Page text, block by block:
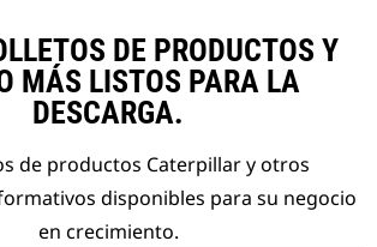
DE PRODUCTOS Y
MÁS LISTOS PARA LA
DESCARGA.
de productos Caterpillar y otros
disponibles para su negocio
en crecimiento.